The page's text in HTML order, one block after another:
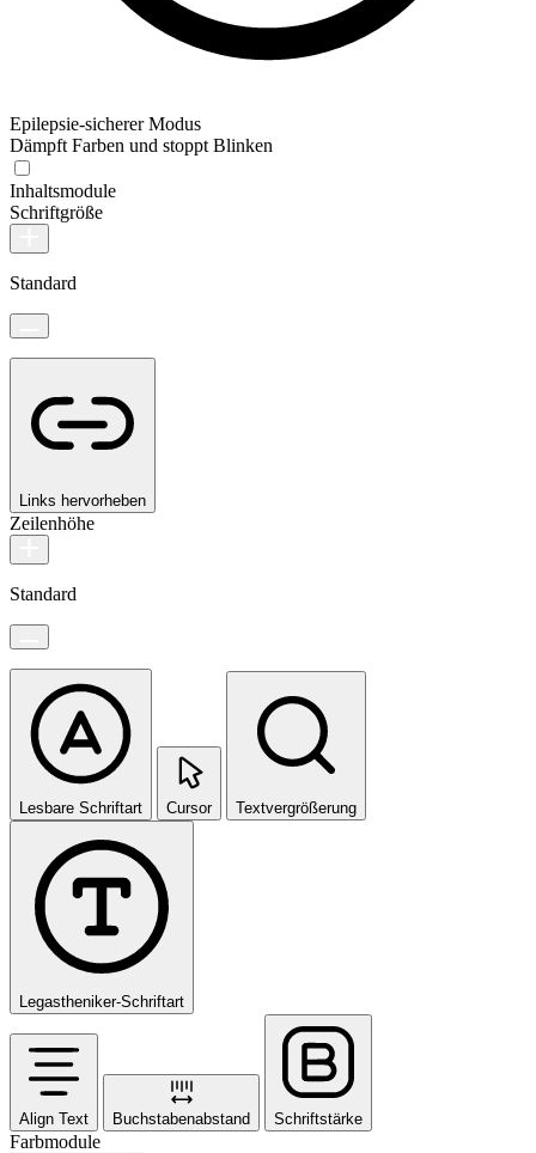
Epilepsie-sicherer Modus
Dämpft Farben und stoppt Blinken
Inhaltsmodule
Schriftgröße
Standard
Links hervorheben
Zeilenhöhe
Standard
Lesbare Schriftart Cursor Textvergrößerung
Legastheniker-Schriftart
Align Text Buchstabenabstand Schriftstärke
Farbmodule